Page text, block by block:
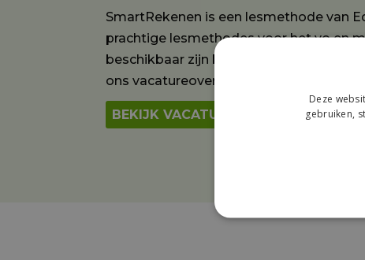
SmartRekenen is een lesmethode van
prachtige lesmethodes voor het vo en
beschikbaar zijn bij EduHint? Wij zijn
ons vacatureoverzicht en solliciteer
BEKIJK VACATURES
Deze
gebruiken,